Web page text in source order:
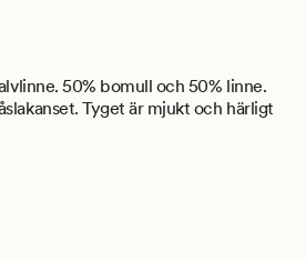
50% bomull och 50% linne.
Tyget är mjukt och härligt